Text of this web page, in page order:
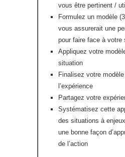
vous être pertinent /
Formulez un modèle
vous assurerait une
pour faire face à votre
Appliquez votre
situation
Finalisez votre
l’expérience
Partagez votre
Systématisez cette
des situations à
une bonne façon
de l’action